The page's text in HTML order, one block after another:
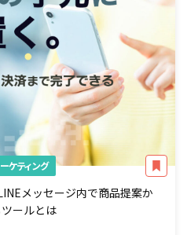
ケティング
メッセージ内で商品提案か
ールとは